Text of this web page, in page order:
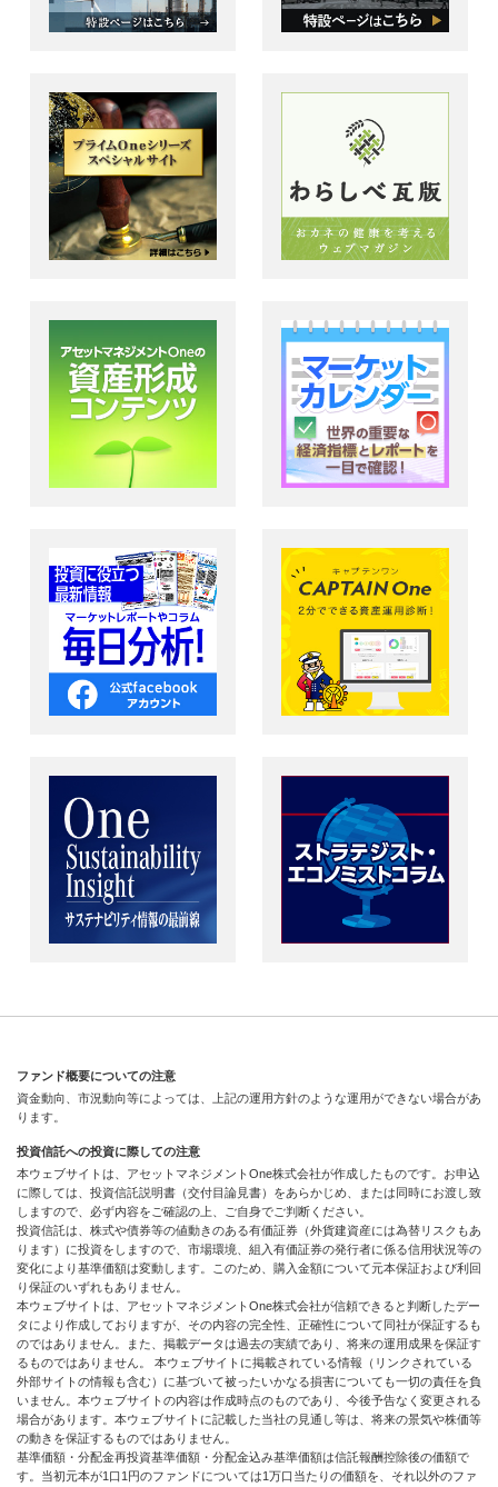
ファンド概要についての注意
資金動向、市況動向等によっては、上記の運用方針のような運用ができない場合があ
ります。
投資信託への投資に際しての注意
本ウェブサイトは、アセットマネジメントOne株式会社が作成したものです。お申込
に際しては、投資信託説明書（交付目論見書）をあらかじめ、または同時にお渡し致
しますので、必ず内容をご確認の上、ご自身でご判断ください。
投資信託は、株式や債券等の値動きのある有価証券（外貨建資産には為替リスクもあ
ります）に投資をしますので、市場環境、組入有価証券の発行者に係る信用状況等の
変化により基準価額は変動します。このため、購入金額について元本保証および利回
り保証のいずれもありません。
本ウェブサイトは、アセットマネジメントOne株式会社が信頼できると判断したデー
タにより作成しておりますが、その内容の完全性、正確性について同社が保証するも
のではありません。また、掲載データは過去の実績であり、将来の運用成果を保証す
るものではありません。 本ウェブサイトに掲載されている情報（リンクされている
外部サイトの情報も含む）に基づいて被ったいかなる損害についても一切の責任を負
いません。本ウェブサイトの内容は作成時点のものであり、今後予告なく変更される
場合があります。本ウェブサイトに記載した当社の見通し等は、将来の景気や株価等
の動きを保証するものではありません。
基準価額・分配金再投資基準価額・分配金込み基準価額は信託報酬控除後の価額で
す。当初元本が1口1円のファンドについては1万口当たりの価額を、それ以外のファ